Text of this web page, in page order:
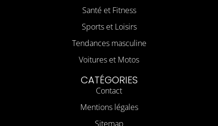
Santé et Fitness
Sports et Loisirs
Tendances masculine
Voitures et Motos
CATÉGORIES
Contact
Mentions légales
Sitemap